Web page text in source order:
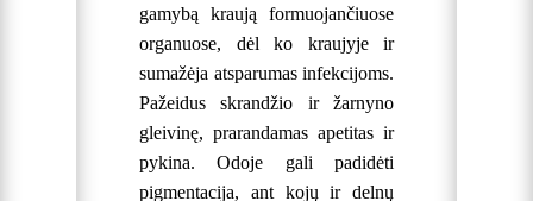
gamybą kraują formuojančiuose
organuose, dėl ko kraujyje ir
sumažėja atsparumas infekcijoms.
Pažeidus skrandžio ir žarnyno
gleivinę, prarandamas apetitas ir
pykina. Odoje gali padidėti
pigmentacija, ant kojų ir delnų